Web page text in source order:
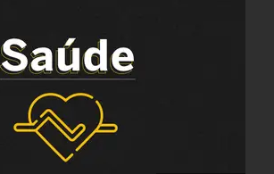
Economia
Educação
Infraestrutura
Internacional
Política
Saúde
Tempo